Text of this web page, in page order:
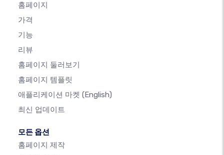
홈페이지
가격
기능
리뷰
홈페이지 둘러보기
홈페이지 템플릿
애플리케이션 마켓 (English)
최신 업데이트
모든 옵션
홈페이지 제작